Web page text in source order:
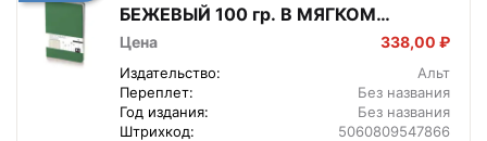
БЕЖЕВЫЙ 100 гр. В МЯГКОМ
ПЕРЕПЛЕТЕ (ТЕМНО-ЗЕЛЕНЫЙ)
Цена 338,00 ₽
Издательство:
Альт
Переплет:
Без названия
Год издания:
Без названия
Штрихкод:
5060809547866